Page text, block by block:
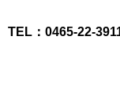
TEL：0465-22-